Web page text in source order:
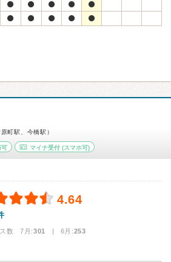
町駅、今橋駅）
可 マイナ受付 (スマホ可)
4.64
数 7月:301 | 6月:253